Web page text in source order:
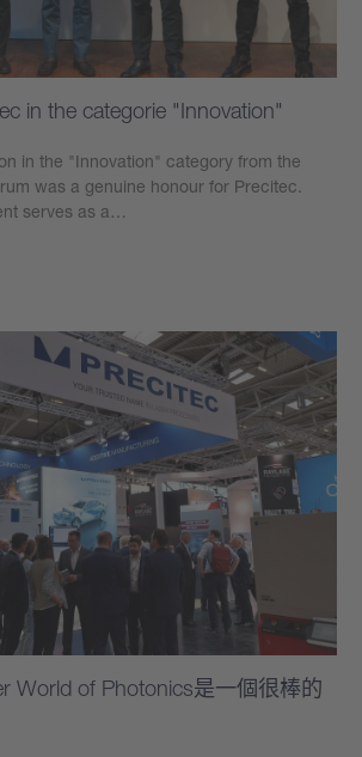
in the categorie "Innovation"
in the "Innovation" category from the
was a genuine honour for Precitec.
serves as a…
World of Photonics是一個很棒的